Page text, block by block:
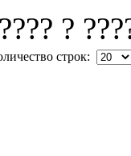
?
строк: